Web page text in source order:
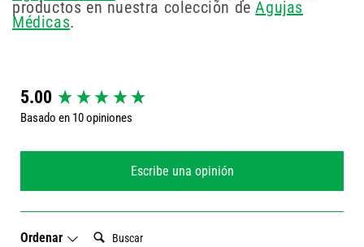
productos en nuestra colección deAgujas
Médicas.
5.00
Basado en 10 opiniones
Escribe una opinión
Ordenar
Buscar:
New content loaded